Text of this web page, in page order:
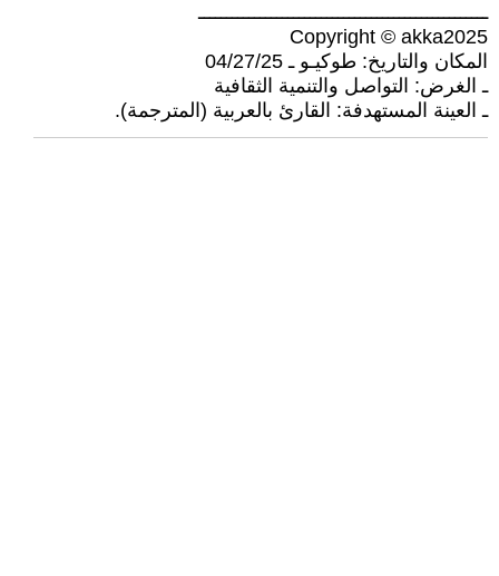
ــــــــــــــــــــــــــــــــــــــــــــــــــــ
Copyright © akka2025
المكان والتاريخ: طوكيـو ـ 04/27/25
ـ الغرض: التواصل والتنمية الثقافية
ـ العينة المستهدفة: القارئ بالعربية (المترجمة).